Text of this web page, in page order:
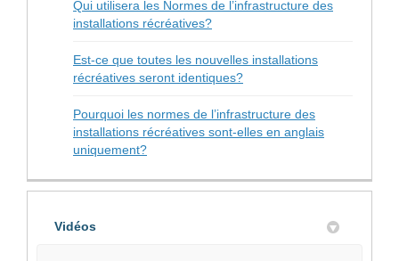
Qui utilisera les Normes de l’infrastructure des
installations récréatives?
Est-ce que toutes les nouvelles installations
récréatives seront identiques?
Pourquoi les normes de l’infrastructure des
installations récréatives sont-elles en anglais
uniquement?
Vidéos